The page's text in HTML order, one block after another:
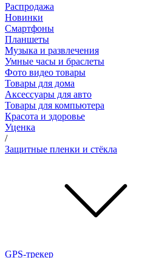
Распродажа
Новинки
Смартфоны
Планшеты
Музыка и развлечения
Умные часы и браслеты
Фото видео товары
Товары для дома
Аксессуары для авто
Товары для компьютера
Красота и здоровье
Уценка
/
Защитные пленки и стёкла
GPS-трекер